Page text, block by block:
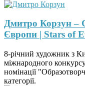
Дмитро Корзун –
Європи | Stars of
8-річний художник з
міжнародного
номінації
категорії.